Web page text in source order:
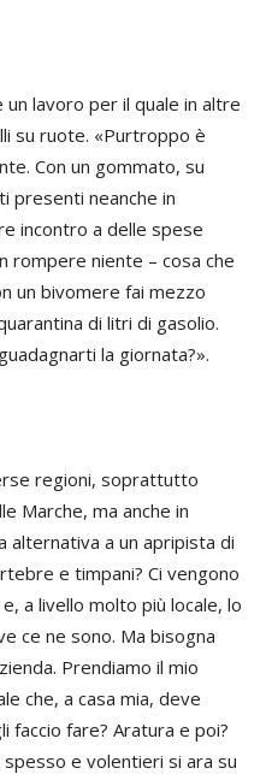
lavoro per il quale in altre
su ruote. «Purtroppo è
Con un gommato, su
presenti neanche in
incontro a delle spese
rompere niente – cosa che
un bivomere fai mezzo
di litri di gasolio.
la giornata?».
regioni, soprattutto
Marche, ma anche in
alternativa a un apripista di
e timpani? Ci vengono
a livello molto più locale, lo
ce ne sono. Ma bisogna
Prendiamo il mio
che, a casa mia, deve
faccio fare? Aratura e poi?
e volentieri si ara su